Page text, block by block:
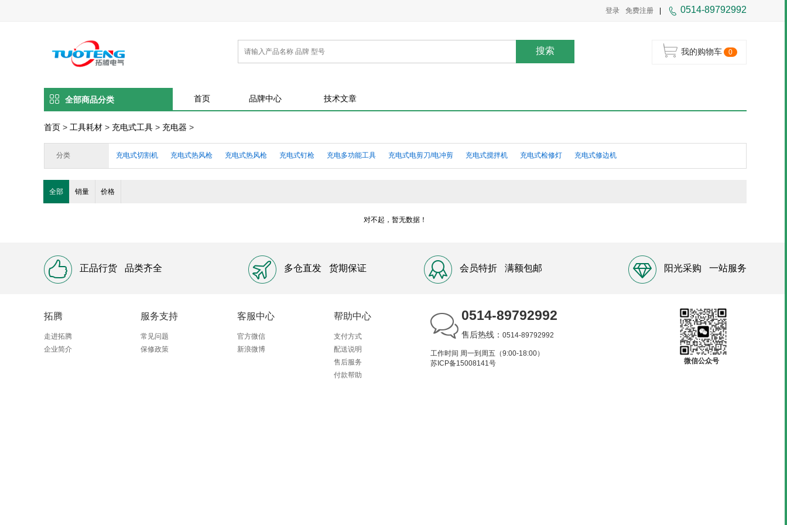
0514-89792992
免费注册
登录
搜索 我的购物车 0
全部商品分类 首页 品牌中心 技术文章
首页 > 工具耗材 > 充电式工具 > 充电器 >
分类 充电式切割机 充电式热风枪 充电式热风枪 充电式钉枪 充电多功能工具 充电式电剪刀/电冲剪 充电式搅拌机 充电式检修灯 充电式修边机
充电式砂磨机
充电式螺丝刀
全部 销量 价格
对不起，暂无数据！
正品行货 品类齐全 多仓直发 货期保证 会员特折 满额包邮 阳光采购 一站服务
拓腾
走进拓腾
企业简介
服务支持
常见问题
保修政策
客服中心
官方微信
新浪微博
帮助中心
支付方式
配送说明
售后服务
付款帮助
0514-89792992
售后热线： 0514-89792992
工作时间 周一到周五（9:00-18:00）
苏ICP备15008141号
微信公众号